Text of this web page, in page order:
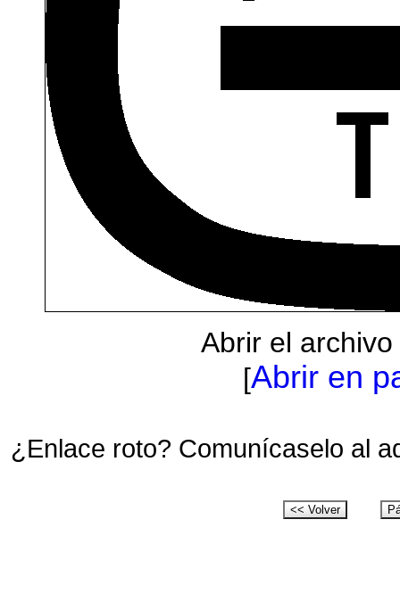
Abrir el
[Abrir en
¿Enlace roto? Comunícaselo al